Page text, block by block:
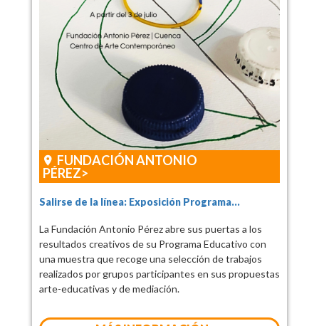
FUNDACIÓN ANTONIO
PÉREZ
Salirse de la línea: Exposición Programa...
La Fundación Antonio Pérez abre sus puertas a los
resultados creativos de su Programa Educativo con
una muestra que recoge una selección de trabajos
realizados por grupos participantes en sus propuestas
arte-educativas y de mediación.